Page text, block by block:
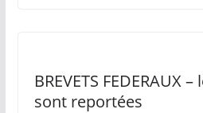
BREVETS FEDERAUX
sont reportées